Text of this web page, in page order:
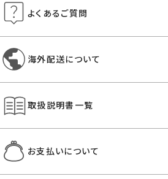
よくあるご質問
海外配送について
取扱説明書一覧
お支払いについて